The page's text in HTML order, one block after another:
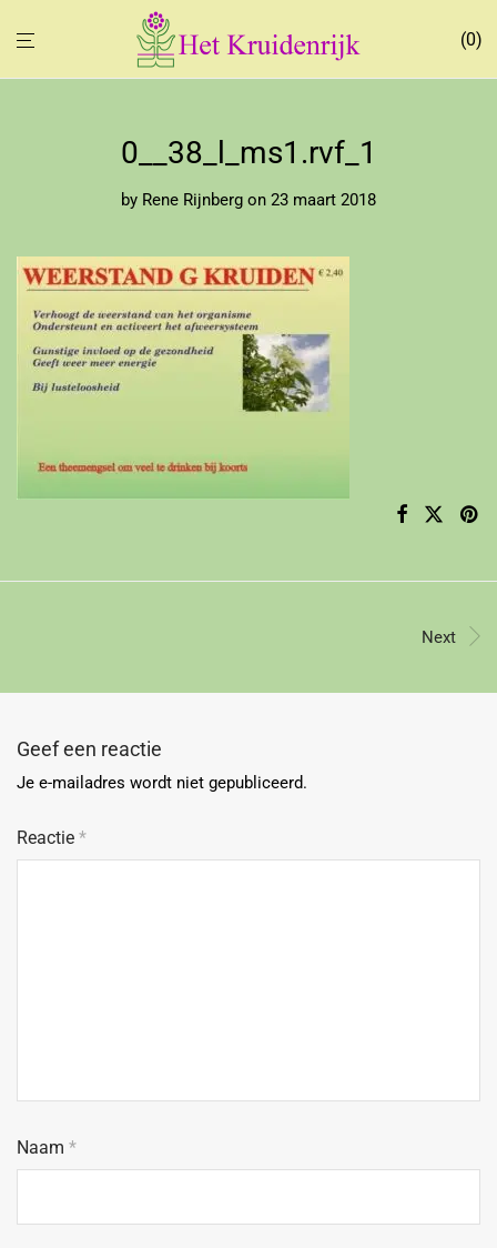
0
0__38_l_ms1.rvf_1
by Rene Rijnberg on 23 maart 2018
Next
Geef een reactie
Je e-mailadres wordt niet gepubliceerd.
Reactie *
Naam *